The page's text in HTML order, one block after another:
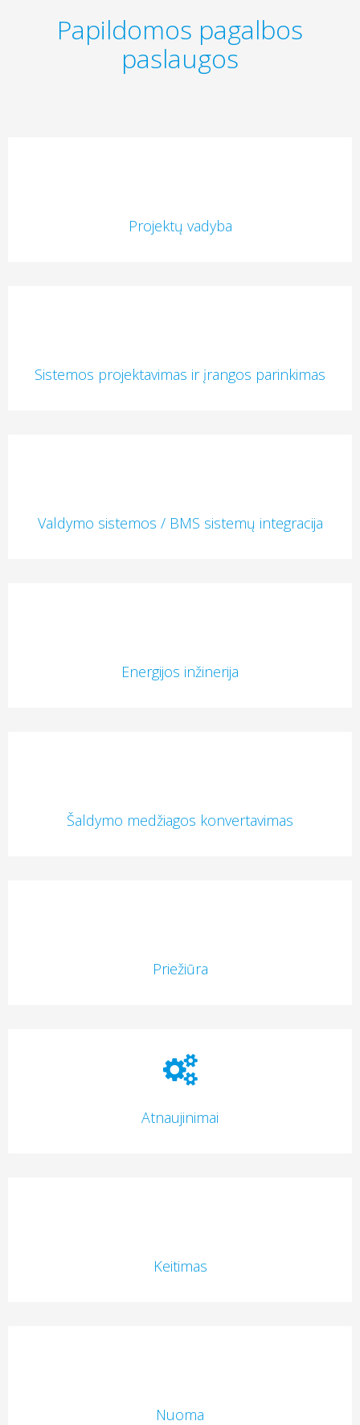
Papildomos pagalbos
paslaugos
Projektų vadyba
Sistemos projektavimas ir įrangos parinkimas
Valdymo sistemos / BMS sistemų integracija
Energijos inžinerija
Šaldymo medžiagos konvertavimas
Priežiūra
Atnaujinimai
Keitimas
Nuoma